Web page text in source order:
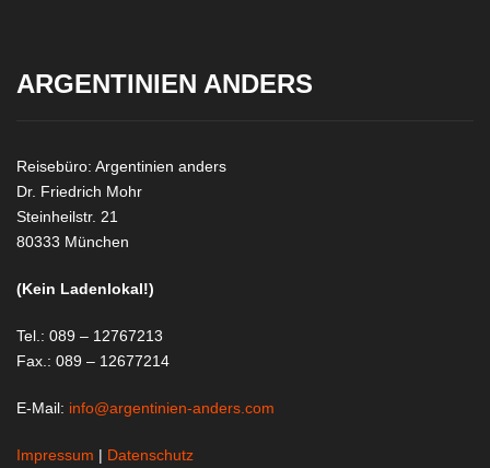
ARGENTINIEN ANDERS
Reisebüro: Argentinien anders
Dr. Friedrich Mohr
Steinheilstr. 21
80333 München
(Kein Ladenlokal!)
Tel.: 089 – 12767213
Fax.: 089 – 12677214
E-Mail: info@argentinien-anders.com
Impressum | Datenschutz